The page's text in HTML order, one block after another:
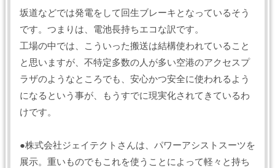
坂道などでは発電をして回生ブレーキとなっているそう
です。つまりは、電池長持ちエコな訳です。
工場の中では、こういった搬送は結構使われていること
と思いますが、不特定多数の人が多い空港のアクセスプ
ラザのようなところでも、安心かつ安全に使われるよう
になるという事が、もうすでに現実化されてきているわ
けです。
●株式会社ジェイテクトさんは、パワーアシストスーツを
展示。重いものでもこれを使うことによって軽々と持ち